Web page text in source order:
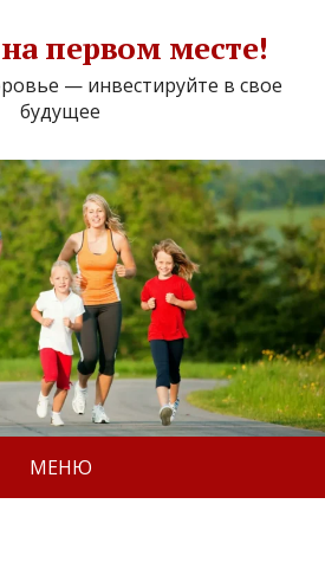
первом месте!
— инвестируйте в свое
будущее
МЕНЮ